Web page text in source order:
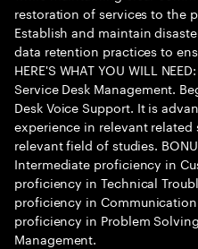
restoration of services to the
Establish and maintain
data retention practices to
HERE'S WHAT YOU WILL
Service Desk Management.
Desk Voice Support. It is
experience in relevant related
relevant field of studies.
Intermediate proficiency in
proficiency in Technical
proficiency in
proficiency in Problem
Management.